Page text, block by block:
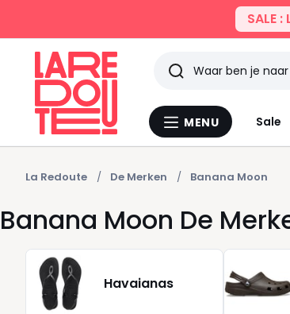
SALE :
Menu
MENU Sale
Zoeken
Laatst
bekeken
La Redoute De Merken Banana Moon
Banana Moon De
Havaianas